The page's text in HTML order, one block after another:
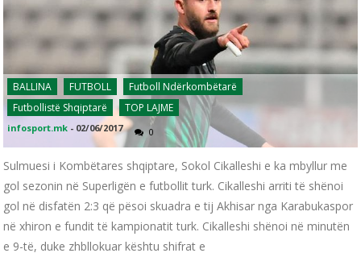
BALLINA FUTBOLL
Futboll Ndërkombëtarë
Futbollistë Shqiptarë
TOP LAJME
infosport.mk - 02/06/2017 0
Sulmuesi i Kombëtares shqiptare, Sokol Cikalleshi e ka mbyllur me
gol sezonin në Superligën e futbollit turk. Cikalleshi arriti të shënoi
gol në disfatën 2:3 që pësoi skuadra e tij Akhisar nga Karabukaspor
në xhiron e fundit të kampionatit turk. Cikalleshi shënoi në minutën
e 9-të, duke zhbllokuar kështu shifrat e